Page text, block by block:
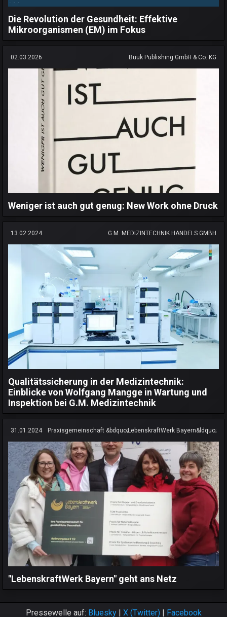
Die Revolution der Gesundheit: Effektive
Mikroorganismen (EM) im Fokus
02.03.2026 Buuk Publishing GmbH & Co. KG
Weniger ist auch gut genug: New Work ohne Druck
13.02.2024 G.M. MEDIZINTECHNIK HANDELS GMBH
Qualitätssicherung in der Medizintechnik:
Einblicke von Wolfgang Mangge in Wartung und
Inspektion bei G.M. Medizintechnik
31.01.2024 Praxisgemeinschaft &bdquo;LebenskraftWerk Bayern&ldquo;
"LebenskraftWerk Bayern" geht ans Netz
Pressewelle auf: Bluesky| X (Twitter)| Facebook